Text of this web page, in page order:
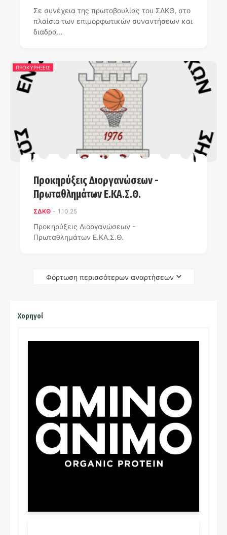
Σε συνέχεια της πρωτοβουλίας του ΣΔΚΘ, στο
πλαίσιο των επιμορφωτικών συναντήσεων και
διαδρα…
ΠΡΟΚΥΡΗΞΕΙΣ
Προκηρύξεις Διοργανώσεων -
Πρωταθλημάτων Ε.ΚΑ.Σ.Θ.
ΣΔΚΘ - 1.10.25
Προκηρύξεις Διοργανώσεων -
Πρωταθλημάτων Ε.ΚΑ.Σ.Θ.
Φόρτωση περισσότερων αναρτήσεων
Χορηγοί